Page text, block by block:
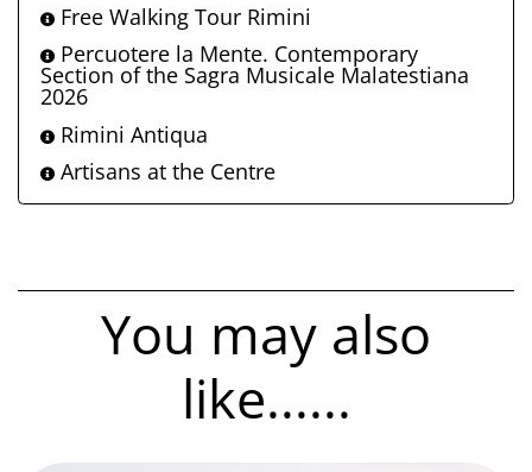
Free Walking Tour Rimini
Percuotere la Mente. Contemporary
Section of the Sagra Musicale Malatestiana
2026
Rimini Antiqua
Artisans at the Centre
You may also
like......